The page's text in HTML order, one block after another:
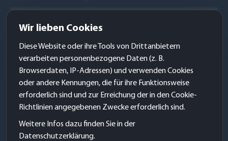
Websites
Grafik- & Logo – Design
KommunikationsDesign
Kundengewinnung
Wir lieben Cookies
Diese Website oder ihre Tools von Drittanbietern
verarbeiten personenbezogene Daten (z. B.
Browserdaten, IP-Adressen) und verwenden Cookies
oder andere Kennungen, die für ihre Funktionsweise
erforderlich sind und zur Erreichung der in den Cookie-
Richtlinien angegebenen Zwecke erforderlich sind.
Weitere Infos dazu finden Sie in der
Datenschutzerklärung.